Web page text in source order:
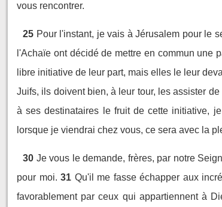
vous rencontrer.
25 Pour l'instant, je vais à Jérusalem pour le
l'Achaïe ont décidé de mettre en commun une
libre initiative de leur part, mais elles le leur
Juifs, ils doivent bien, à leur tour, les assister
à ses destinataires le fruit de cette initiative,
lorsque je viendrai chez vous, ce sera avec la
30 Je vous le demande, frères, par notre
pour moi. 31 Qu'il me fasse échapper aux
favorablement par ceux qui appartiennent à